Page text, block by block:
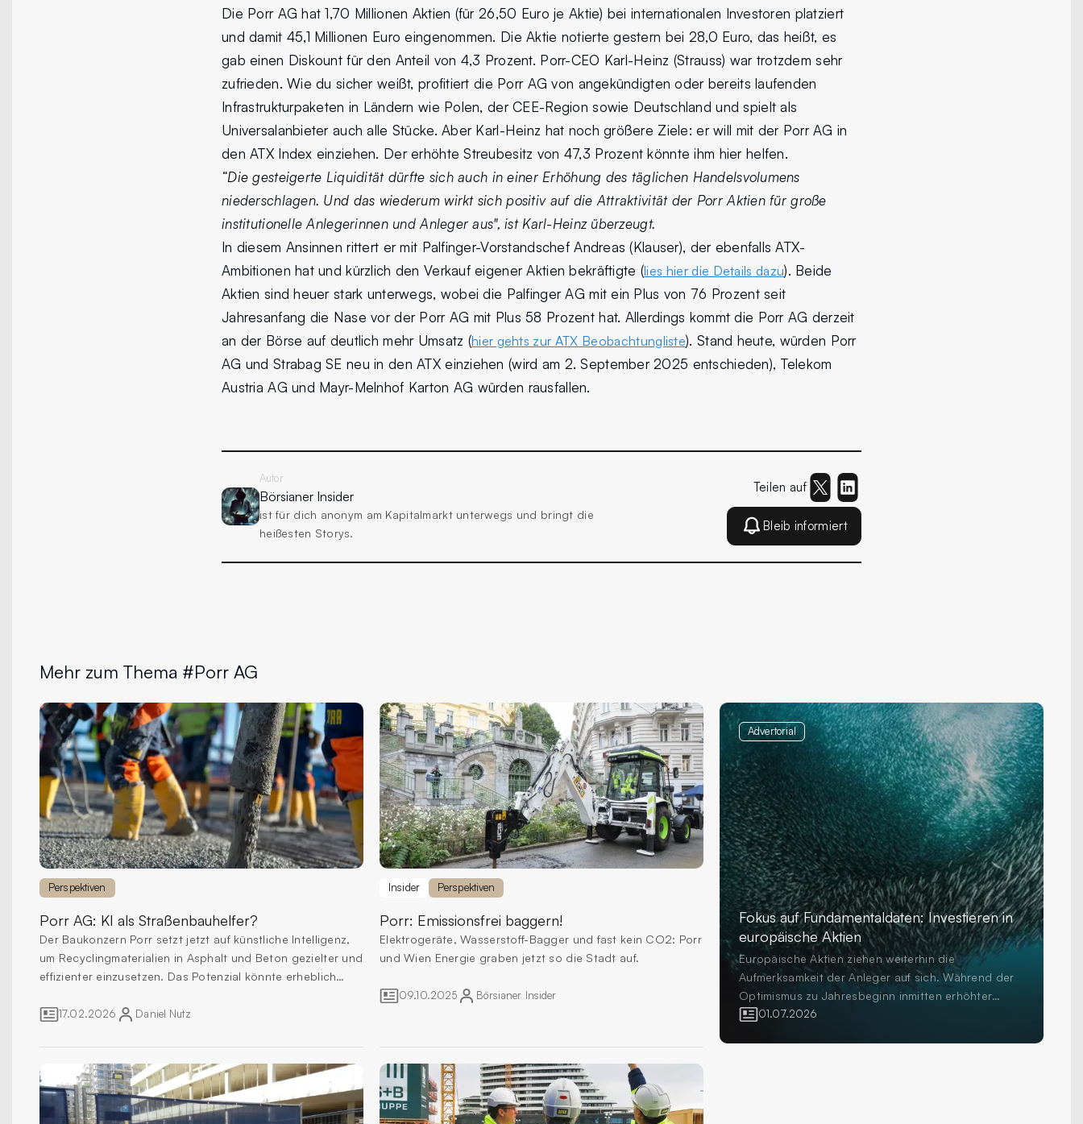
Die Porr AG hat 1,70 Millionen Aktien (für 26,50 Euro je Aktie) bei internationalen Investoren platziert
und damit 45,1 Millionen Euro eingenommen. Die Aktie notierte gestern bei 28,0 Euro, das heißt, es
gab einen Diskount für den Anteil von 4,3 Prozent. Porr-CEO Karl-Heinz (Strauss) war trotzdem sehr
zufrieden. Wie du sicher weißt, profitiert die Porr AG von angekündigten oder bereits laufenden
Infrastrukturpaketen in Ländern wie Polen, der CEE-Region sowie Deutschland und spielt als
Universalanbieter auch alle Stücke. Aber Karl-Heinz hat noch größere Ziele: er will mit der Porr AG in
den ATX Index einziehen. Der erhöhte Streubesitz von 47,3 Prozent könnte ihm hier helfen.
“Diegesteigerte Liquidität dürfte sich auch in einer Erhöhung des täglichen Handelsvolumens
niederschlagen. Und das wiederum wirkt sichpositiv auf die Attraktivität der Porr Aktien für große
institutionelle Anlegerinnen und Anleger aus", ist Karl-Heinz überzeugt.
In diesem Ansinnen rittert er mit Palfinger-Vorstandschef Andreas (Klauser), der ebenfalls ATX-
Ambitionen hat und kürzlich den Verkauf eigener Aktien bekräftigte (lies hier die Details dazu). Beide
Aktien sind heuer stark unterwegs, wobei die Palfinger AG mit ein Plus von 76 Prozent seit
Jahresanfang die Nase vor der Porr AG mit Plus 58 Prozent hat. Allerdings kommt die Porr AG derzeit
an der Börse auf deutlich mehr Umsatz (hier gehts zur ATX Beobachtungliste). Stand heute, würden Porr
AG und Strabag SE neu in den ATX einziehen (wird am 2. September 2025 entschieden), Telekom
Austria AG und Mayr-Melnhof Karton AG würden rausfallen.
Autor
Börsianer Insider
ist für dich anonym am Kapitalmarkt unterwegs und bringt die
heißesten Storys.
Teilen auf
Bleib informiert
Mehr zum Thema #Porr AG
Perspektiven
Porr AG: KI als Straßenbauhelfer?
Der Baukonzern Porr setzt jetzt auf künstliche Intelligenz,
um Recyclingmaterialien in Asphalt und Beton gezielter und
effizienter einzusetzen. Das Potenzial könnte erheblich
17.02.2026 Daniel Nutz
Insider Perspektiven
Porr: Emissionsfrei baggern!
Elektrogeräte, Wasserstoff-Bagger und fast kein CO2: Porr
und Wien Energie graben jetzt so die Stadt auf.
09.10.2025 Börsianer Insider
Advertorial
Fokus auf Fundamentaldaten: Investieren in
europäische Aktien
Europäische Aktien ziehen weiterhin die
Aufmerksamkeit der Anleger auf sich. Während der
Optimismus zu Jahresbeginn inmitten erhöhter
Volatilität und geopolitischer Unsicherheit einer
01.07.2026